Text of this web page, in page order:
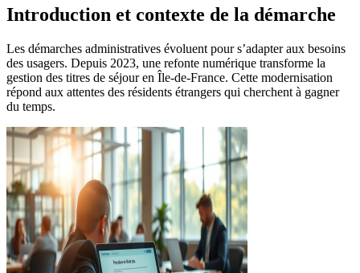
Introduction et contexte de la démarche
Les démarches administratives évoluent pour s’adapter aux besoins
des usagers. Depuis 2023, une refonte numérique transforme la
gestion des titres de séjour en Île-de-France. Cette modernisation
répond aux attentes des résidents étrangers qui cherchent à gagner
du temps.